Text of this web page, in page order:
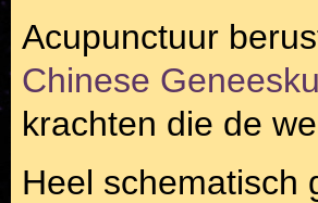
Acupunctuur
Chinese
krachten die de
Heel schematisch